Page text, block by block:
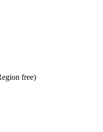
free)